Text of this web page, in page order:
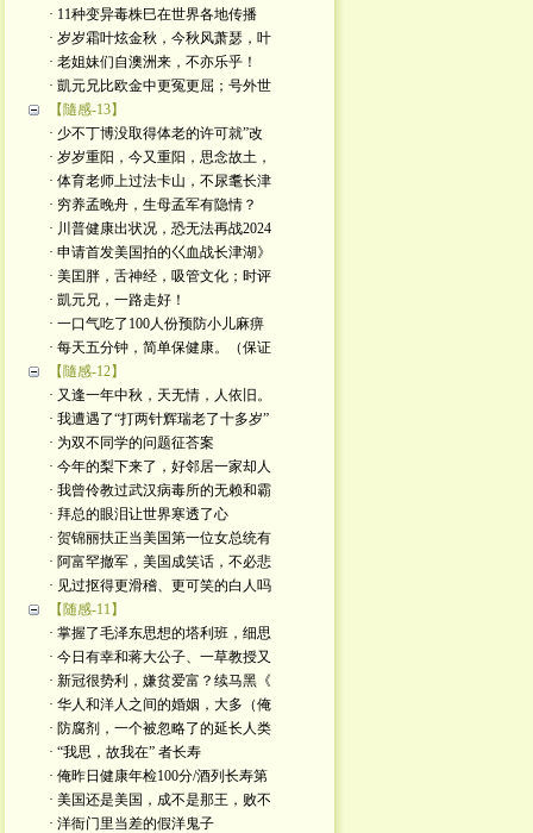
· 11种变异毒株巳在世界各地传播
· 岁岁霜叶炫金秋，今秋风萧瑟，叶
· 老姐妹们自澳洲来，不亦乐乎！
· 凱元兄比欧金中更冤更屈；号外世
【隨感-13】
· 少不丁博没取得体老的许可就”改
· 岁岁重阳，今又重阳，思念故土，
· 体育老师上过法卡山，不尿耄长津
· 穷养孟晚舟，生母孟军有隐情？
· 川普健康出状况，恐无法再战2024
· 申请首发美国拍的巜血战长津湖》
· 美囯胖，舌神经，吸管文化；时评
· 凱元兄，一路走好！
· 一口气吃了100人份预防小儿麻痹
· 每天五分钟，简单保健康。（保证
【隨感-12】
· 又逢一年中秋，天无情，人依旧。
· 我遭遇了“打两针辉瑞老了十多岁”
· 为双不同学的问题征荅案
· 今年的梨下来了，好邻居一家却人
· 我曾伶教过武汉病毒所的无赖和霸
· 拜总的眼泪让世界寒透了心
· 贺锦丽扶正当美国第一位女总统有
· 阿富罕撤军，美国成笑话，不必悲
· 见过抠得更滑稽、更可笑的白人吗
【随感-11】
· 掌握了毛泽东思想的塔利班，细思
· 今日有幸和蒋大公子、一草教授又
· 新冠很势利，嫌贫爱富？续马黑《
· 华人和洋人之间的婚姻，大多（俺
· 防腐剂，一个被忽略了的延长人类
· “我思，故我在” 者长寿
· 俺昨日健康年检100分/酒列长寿第
· 美国还是美国，成不是那王，败不
· 洋衙门里当差的假洋鬼子